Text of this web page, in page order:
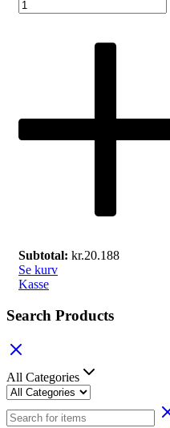
Subtotal: kr.20.188
Se kurv
Kasse
Search Products
All Categories